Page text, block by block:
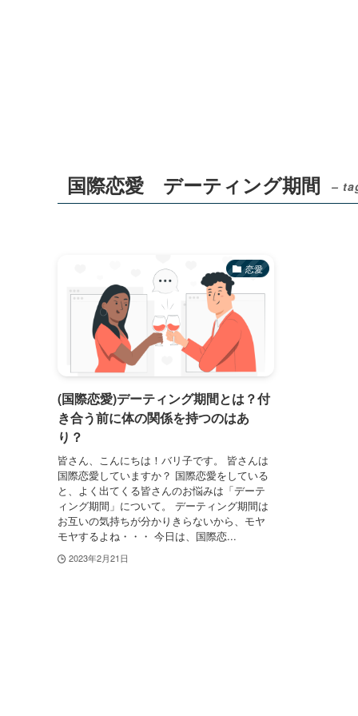
国際恋愛 デーティング期間 –
恋愛
(国際恋愛)デーティング期間とは？付
き合う前に体の関係を持つのはあ
り？
皆さん、こんにちは！バリ子です。 皆さんは
国際恋愛していますか？ 国際恋愛をしている
と、よく出てくる皆さんのお悩みは「デーテ
ィング期間」について。 デーティング期間は
お互いの気持ちが分かりきらないから、モヤ
モヤするよね・・・ 今日は、国際恋...
2023年2月21日